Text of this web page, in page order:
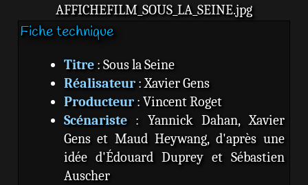
AFFICHEFILM_SOUS_LA_SEINE.jpg
Fiche technique
Titre: Sous la Seine
Réalisateur: Xavier Gens
Producteur: Vincent Roget
Scénariste: Yannick Dahan, Xavier
Gens et Maud Heywang, d'après une
idée d'Édouard Duprey et Sébastien
Auscher